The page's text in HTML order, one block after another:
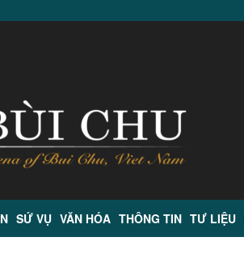
SỨ VỤ VĂN HÓA THÔNG TIN TƯ LIỆU